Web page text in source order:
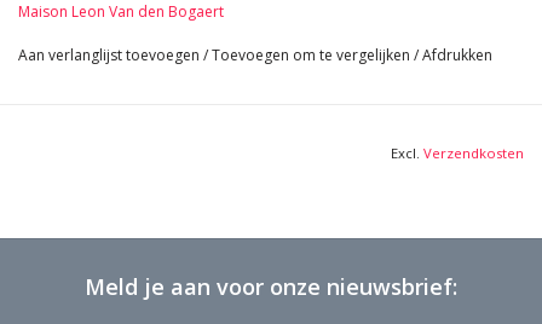
Maison Leon Van den Bogaert
Aan verlanglijst toevoegen /Toevoegen om te vergelijken /Afdrukken
Excl. Verzendkosten
Meld je aan voor onze nieuwsbrief: